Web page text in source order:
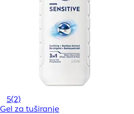
5(2)
Gel za tuširanje